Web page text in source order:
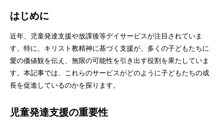
はじめに
近年、児童発達支援や放課後等デイサービスが注目されていま
す。特に、キリスト教精神に基づく支援が、多くの子どもたちに
愛の価値観を伝え、無限の可能性を引き出す役割を果たしていま
す。本記事では、これらのサービスがどのように子どもたちの成
長を促進しているのかを探ります。
児童発達支援の重要性